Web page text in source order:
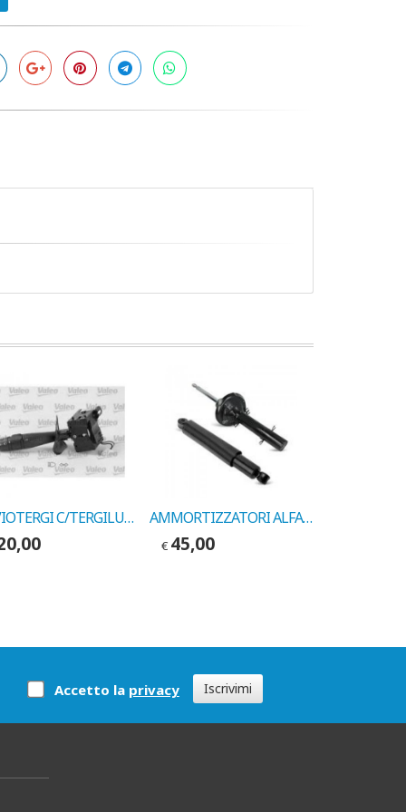
DEVIOTERGI C/TERGILUNOTTO RENAULT 19 1988->1989 COD.MARELLI 33627501 AMMORTIZZATORI ALFA 155 ANT. 1992-> COD. MARELLI 5771G
€ 45,00
Accetto la privacy Iscrivimi